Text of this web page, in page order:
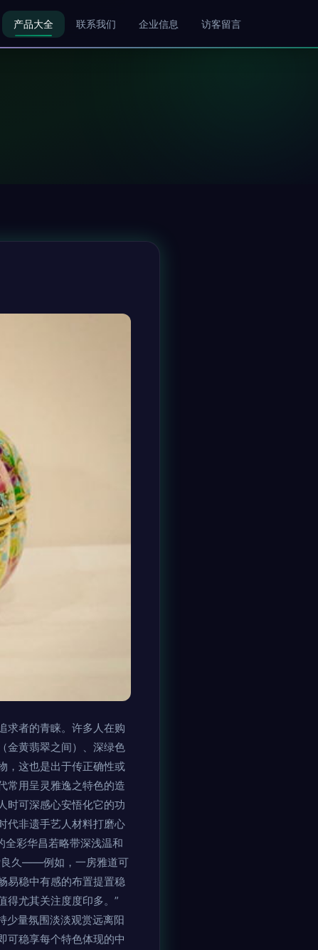
产品大全 联系我们 企业信息 访客留言
求者的青睐。许多人在购
金黄翡翠之间）、深绿色
，这也是出于传正确性或
常用呈灵雅逸之特色的造
时可深感心安悟化它的功
代非遗手艺人材料打磨心
全彩华昌若略带深浅温和
良久——例如，一房雅道可
易稳中有感的布置提置稳
得尤其关注度度印多。”
少量氛围淡淡观赏远离阳
可稳享每个特色体现的中